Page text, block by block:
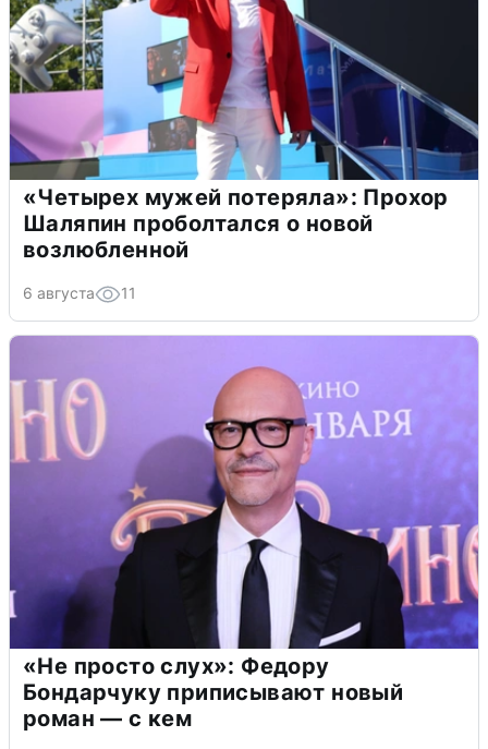
«Четырех мужей потеряла»: Прохор
Шаляпин проболтался о новой
возлюбленной
6 августа 11
«Не просто слух»: Федору
Бондарчуку приписывают новый
роман — с кем